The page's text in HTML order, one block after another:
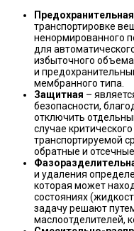
Предохранительная
транспортировке
ненормированного
для
избыточного
и
мембранного типа.
Защитная –
безопасности,
отключить
случае
транспортируемой
обратные и
и удаления
которая может
состояниях
задачу решают
маслоотделителей,